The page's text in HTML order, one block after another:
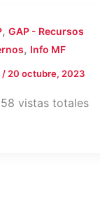
,GAP - Recursos
, Info MF
/ 20 octubre, 2023
58 vistas totales